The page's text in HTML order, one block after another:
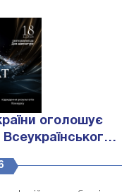
оголошує
2026»